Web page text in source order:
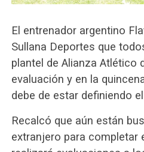
El entrenador argentino
Sullana Deportes que
plantel de Alianza Atlético
evaluación y en la
debe de estar definiendo
Recalcó que aún están
extranjero para completar